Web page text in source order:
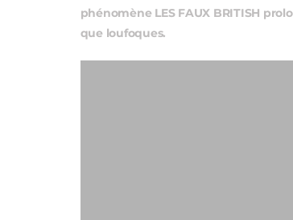
phénomène LES FAUX BRITISH
que loufoques.